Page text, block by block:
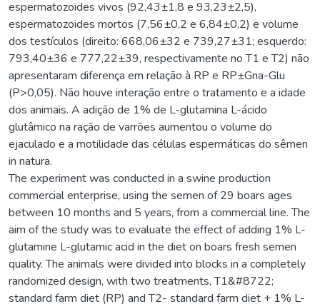
espermatozoides vivos (92,43±1,8 e 93,23±2,5),
espermatozoides mortos (7,56±0,2 e 6,84±0,2) e volume
dos testículos (direito: 668,06±32 e 739,27±31; esquerdo:
793,40±36 e 777,22±39, respectivamente no T1 e T2) não
apresentaram diferença em relação à RP e RP±Gna-Glu
(P>0,05). Não houve interação entre o tratamento e a idade
dos animais. A adição de 1% de L-glutamina L-ácido
glutâmico na ração de varrões aumentou o volume do
ejaculado e a motilidade das células espermáticas do sêmen
in natura.
The experiment was conducted in a swine production
commercial enterprise, using the semen of 29 boars ages
between 10 months and 5 years, from a commercial line. The
aim of the study was to evaluate the effect of adding 1% L-
glutamine L-glutamic acid in the diet on boars fresh semen
quality. The animals were divided into blocks in a completely
randomized design, with two treatments, T1&#8722;
standard farm diet (RP) and T2- standard farm diet + 1% L-